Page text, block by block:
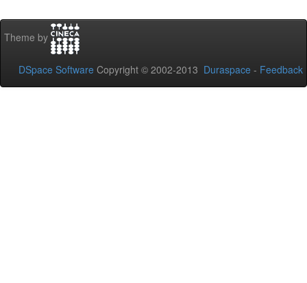
Theme by
DSpace Software Copyright © 2002-2013 Duraspace - Feedback